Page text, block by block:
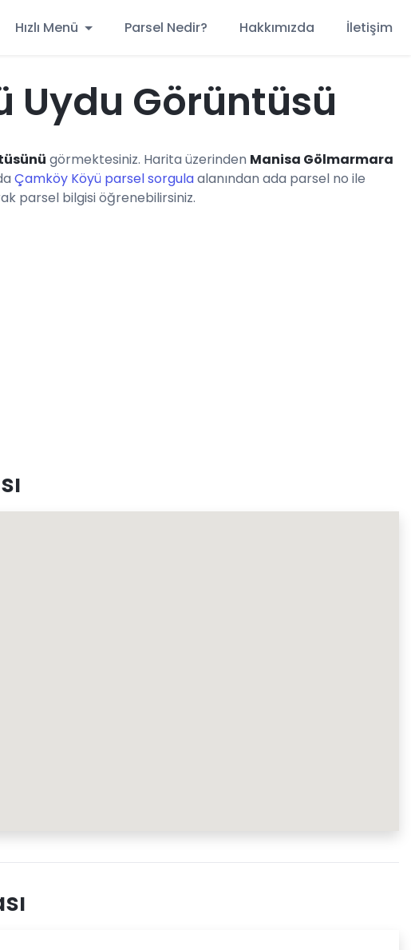
Hızlı Menü Parsel Nedir? Hakkımızda İletişim
Uydu Görüntüsü
görmektesiniz. Harita üzerinden Manisa Gölmarmara
Çamköy Köyü parsel sorgulaalanından ada parsel no ile
parsel bilgisi öğrenebilirsiniz.